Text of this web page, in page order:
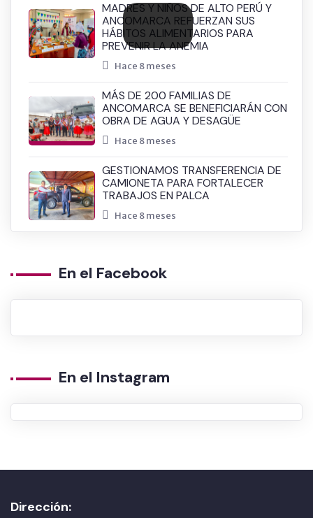
MADRES Y NIÑOS DE ALTO PERÚ Y
ANCOMARCA REFUERZAN SUS
HÁBITOS ALIMENTARIOS PARA
PREVENIR LA ANEMIA
Hace 8 meses
MÁS DE 200 FAMILIAS DE
ANCOMARCA SE BENEFICIARÁN CON
OBRA DE AGUA Y DESAGÜE
Hace 8 meses
GESTIONAMOS TRANSFERENCIA DE
CAMIONETA PARA FORTALECER
TRABAJOS EN PALCA
Hace 8 meses
En el Facebook
En el Instagram
Dirección: